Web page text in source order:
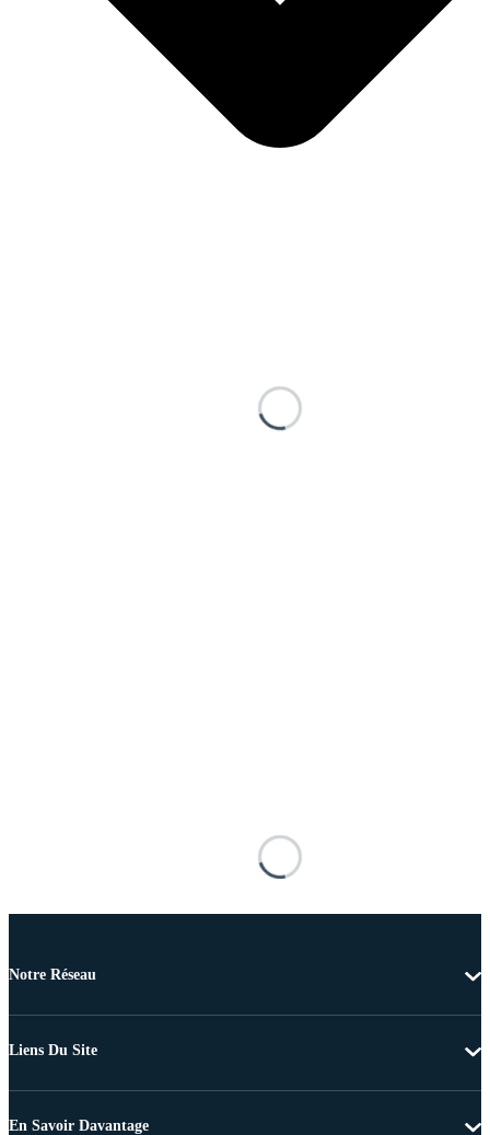
Notre Réseau
Liens Du Site
En Savoir Davantage